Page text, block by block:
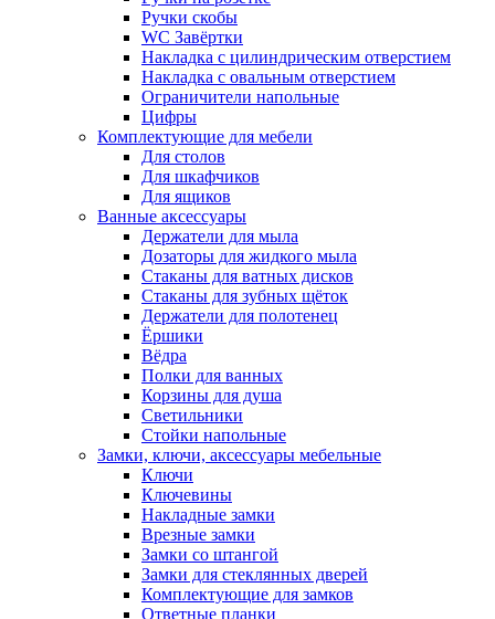
Ручки скобы
WC Завёртки
Накладка с цилиндрическим отверстием
Накладка с овальным отверстием
Ограничители напольные
Цифры
Комплектующие для мебели
Для столов
Для шкафчиков
Для ящиков
Ванные аксессуары
Держатели для мыла
Дозаторы для жидкого мыла
Стаканы для ватных дисков
Стаканы для зубных щёток
Держатели для полотенец
Ёршики
Вёдра
Полки для ванных
Корзины для душа
Светильники
Стойки напольные
Замки, ключи, аксессуары мебельные
Ключи
Ключевины
Накладные замки
Врезные замки
Замки со штангой
Замки для стеклянных дверей
Комплектующие для замков
Ответные планки